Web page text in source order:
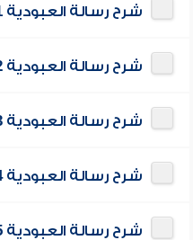
شرح رسالة العبودية 011
شرح رسالة العبودية 012
شرح رسالة العبودية 013
شرح رسالة العبودية 014
شرح رسالة العبودية 015